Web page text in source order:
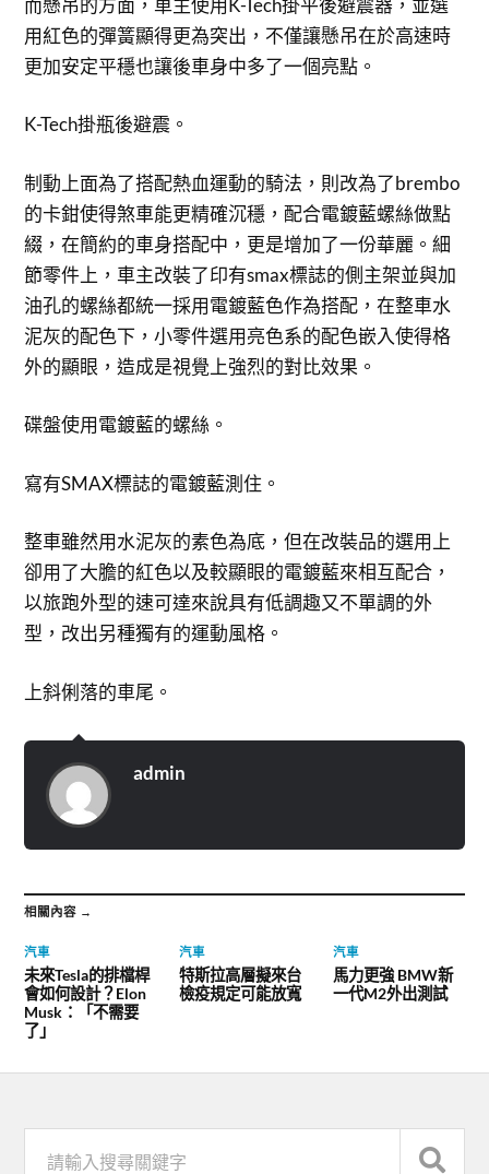
用紅色的彈簧顯得更為突出，不僅讓懸吊在於高速時
更加安定平穩也讓後車身中多了一個亮點。
K-Tech掛瓶後避震。
制動上面為了搭配熱血運動的騎法，則改為了brembo
的卡鉗使得煞車能更精確沉穩，配合電鍍藍螺絲做點
綴，在簡約的車身搭配中，更是增加了一份華麗。細
節零件上，車主改裝了印有smax標誌的側主架並與加
油孔的螺絲都統一採用電鍍藍色作為搭配，在整車水
泥灰的配色下，小零件選用亮色系的配色嵌入使得格
外的顯眼，造成是視覺上強烈的對比效果。
碟盤使用電鍍藍的螺絲。
寫有SMAX標誌的電鍍藍測住。
整車雖然用水泥灰的素色為底，但在改裝品的選用上
卻用了大膽的紅色以及較顯眼的電鍍藍來相互配合，
以旅跑外型的速可達來說具有低調趣又不單調的外
型，改出另種獨有的運動風格。
上斜俐落的車尾。
admin
相關內容 →
汽車
未來Tesla的排檔桿
會如何設計？Elon
Musk：「不需要
了」
汽車
特斯拉高層擬來台
檢疫規定可能放寬
汽車
馬力更強 BMW新
一代M2外出測試